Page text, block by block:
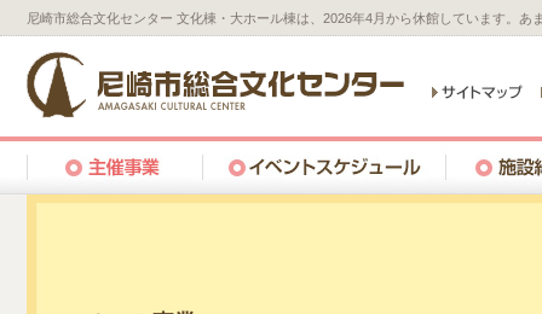
尼崎市総合文化センター 文化棟・大ホール棟は、2026年4月から休館しています。